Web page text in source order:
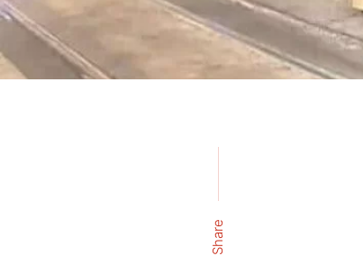
Share